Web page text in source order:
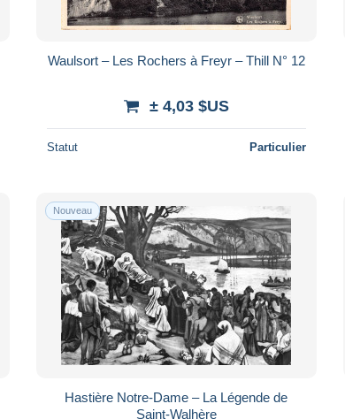
Waulsort – Les Rochers à Freyr – Thill N° 12
± 4,03 $US
Statut Particulier
Nouveau
Hastière Notre-Dame – La Légende de
Saint-Walhère